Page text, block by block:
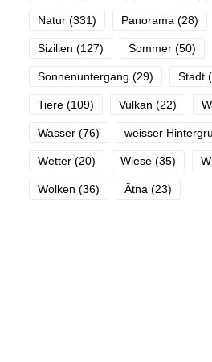
Natur (331) Panorama (28)
Sizilien (127) Sommer (50)
Sonnenuntergang (29) Stadt
Tiere (109) Vulkan (22)
Wasser (76) weisser
Wetter (20) Wiese (35)
Wolken (36) Ätna (23)